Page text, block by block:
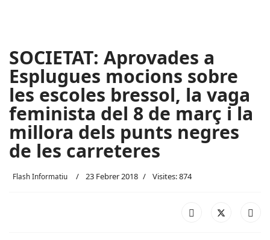
SOCIETAT: Aprovades a
Esplugues mocions sobre
les escoles bressol, la vaga
feminista del 8 de març i la
millora dels punts negres
de les carreteres
Flash Informatiu 23 Febrer 2018 Visites: 874